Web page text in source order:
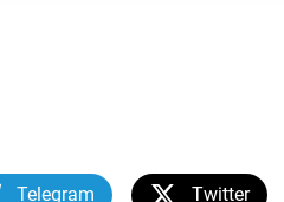
Telegram Twitter